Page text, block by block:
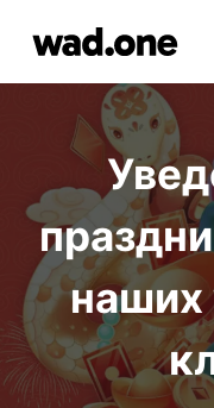
р
и
с
о
д
е